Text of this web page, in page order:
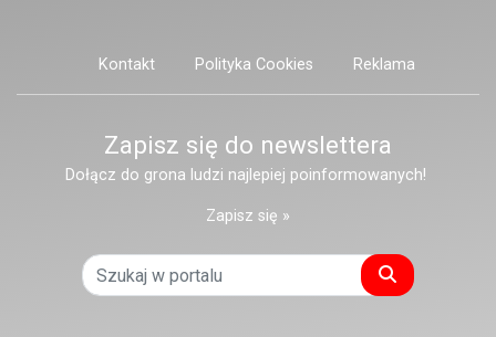
Kontakt Polityka Cookies Reklama
Zapisz się do newslettera
Dołącz do grona ludzi najlepiej poinformowanych!
Zapisz się »
Szukaj